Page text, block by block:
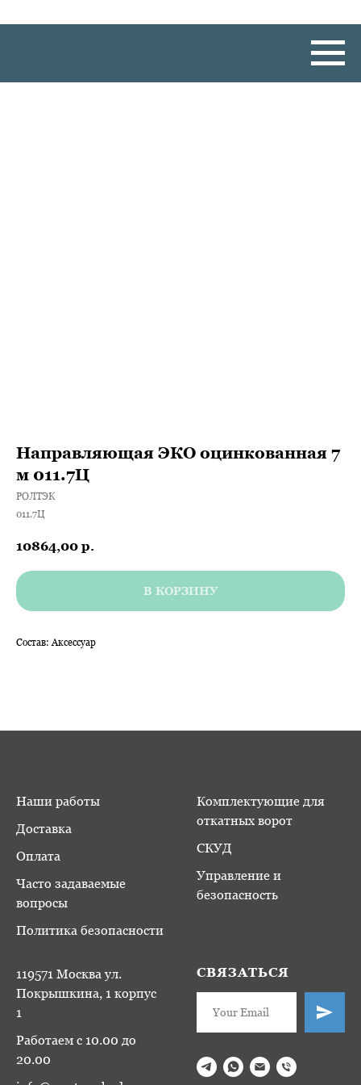
Направляющая ЭКО оцинкованная 7
м 011.7Ц
РОЛТЭК
011.7Ц
10864,00 р.
В КОРЗИНУ
Состав: Аксессуар
Наши работы
Доставка
Оплата
Часто задаваемые
вопросы
Политика безопасности
Комплектующие для
откатных ворот
СКУД
Управление и
безопасность
119571 Москва ул.
Покрышкина, 1 корпус
1
Работаем с 10.00 до
20.00
СВЯЗАТЬСЯ